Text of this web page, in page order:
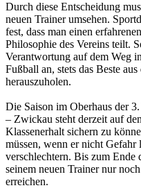
Durch diese Entscheidung
neuen Trainer umsehen.
fest, dass man einen
Philosophie des Vereins teilt.
Verantwortung auf dem Weg
Fußball an, stets das Beste
herauszuholen.
Die Saison im Oberhaus der
– Zwickau steht derzeit auf
Klassenerhalt sichern zu
müssen, wenn er nicht
verschlechtern. Bis zum Ende
seinem neuen Trainer nur
erreichen.